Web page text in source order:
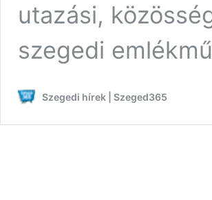
utazási,
szegedi
Szegedi hírek | Szeged365